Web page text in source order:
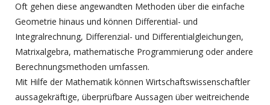
Oft gehen diese angewandten Methoden über die einfache
Geometrie hinaus und können Differential- und
Integralrechnung, Differenzial- und Differentialgleichungen,
Matrixalgebra, mathematische Programmierung oder andere
Berechnungsmethoden umfassen.
Mit Hilfe der Mathematik können Wirtschaftswissenschaftler
aussagekräftige, überprüfbare Aussagen über weitreichende